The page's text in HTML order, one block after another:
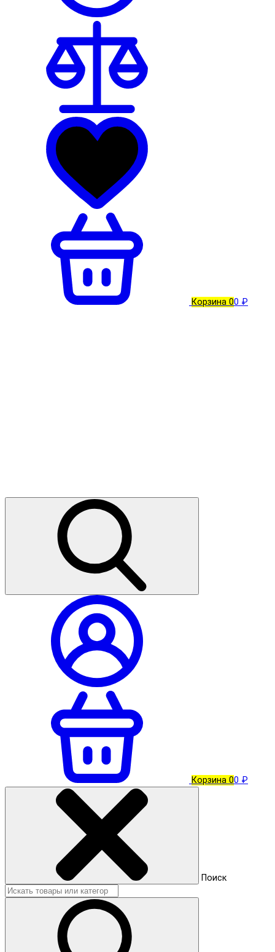
Корзина 00 ₽
Корзина 00 ₽
Поиск